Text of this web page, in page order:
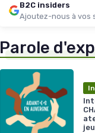
B2C insiders
Ajoutez-nous à vos
Parole